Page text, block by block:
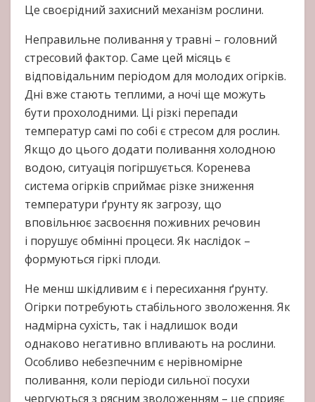
Це своєрідний захисний механізм рослини.
Неправильне поливання у травні – головний
стресовий фактор. Саме цей місяць є
відповідальним періодом для молодих огірків.
Дні вже стають теплими, а ночі ще можуть
бути прохолодними. Ці різкі перепади
температур самі по собі є стресом для рослин.
Якщо до цього додати поливання холодною
водою, ситуація погіршується. Коренева
система огірків сприймає різке зниження
температури ґрунту як загрозу, що
вповільнює засвоєння поживних речовин
і порушує обмінні процеси. Як наслідок –
формуються гіркі плоди.
Не менш шкідливим є і пересихання ґрунту.
Огірки потребують стабільного зволоження. Як
надмірна сухість, так і надлишок води
однаково негативно впливають на рослини.
Особливо небезпечним є нерівномірне
поливання, коли періоди сильної посухи
чергуються з рясним зволоженням – це сприяє